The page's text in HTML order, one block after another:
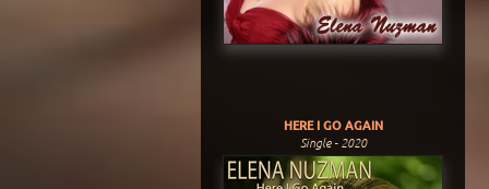
HERE I GO AGAIN
Single - 2020